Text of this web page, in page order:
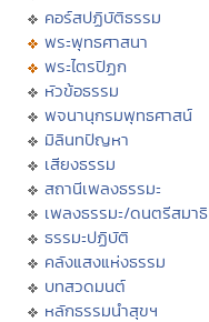
คอร์สปฏิบัติธรรม
พระพุทธศาสนา
พระไตรปิฏก
หัวข้อธรรม
พจนานุกรมพุทธศาสน์
มิลินทปัญหา
เสียงธรรม
สถานีเพลงธรรมะ
เพลงธรรมะ/ดนตรีสมาธิ
ธรรมะปฏิบัติ
คลังแสงแห่งธรรม
บทสวดมนต์
หลักธรรมนำสุขฯ